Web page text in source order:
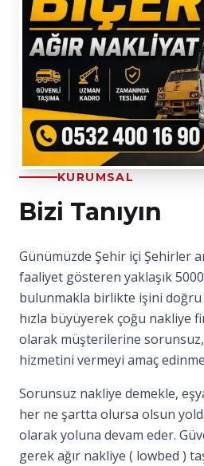
KURUMSAL
Bizi Tanıyın
Günümüzde Şehir içi Şehirler
faaliyet gösteren yaklaşık
bulunmakla birlikte işini
hızla büyüyerek çoğu nakliye
olarak müşterilerine
hizmetini vermeyi amaç
Sorunsuz nakliye demekle,
her ne şartta olursa olsun
olarak yoluna devam eder.
gerek ağır nakliye ( lowbed )